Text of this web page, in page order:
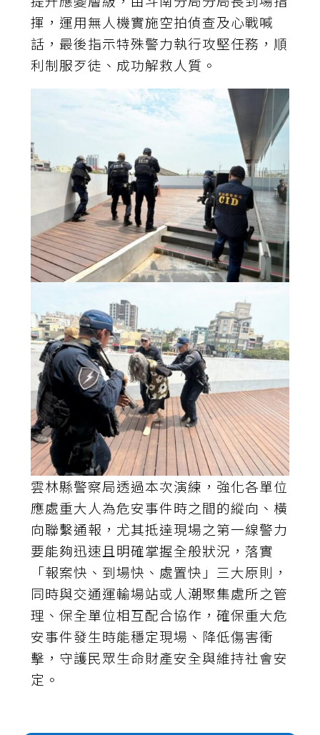
揮，運用無人機實施空拍偵查及心戰喊
話，最後指示特殊警力執行攻堅任務，順
利制服歹徒、成功解救人質。
雲林縣警察局透過本次演練，強化各單位
應處重大人為危安事件時之間的縱向、橫
向聯繫通報，尤其抵達現場之第一線警力
要能夠迅速且明確掌握全般狀況，落實
「報案快、到場快、處置快」三大原則，
同時與交通運輸場站或人潮聚集處所之管
理、保全單位相互配合協作，確保重大危
安事件發生時能穩定現場、降低傷害衝
擊，守護民眾生命財產安全與維持社會安
定。